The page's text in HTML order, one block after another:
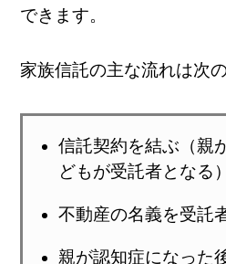
できます。
家族信託の主な流れは次
信託契約を結ぶ（親
どもが受託者となる）
不動産の名義を受託
親が認知症になった